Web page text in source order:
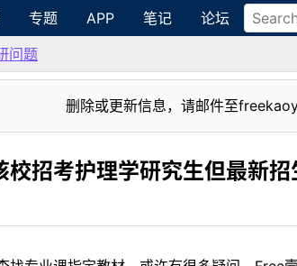
专题 APP 笔记 论坛
问题
删除或更新信息，请邮件至
招考护理学研究生但最新